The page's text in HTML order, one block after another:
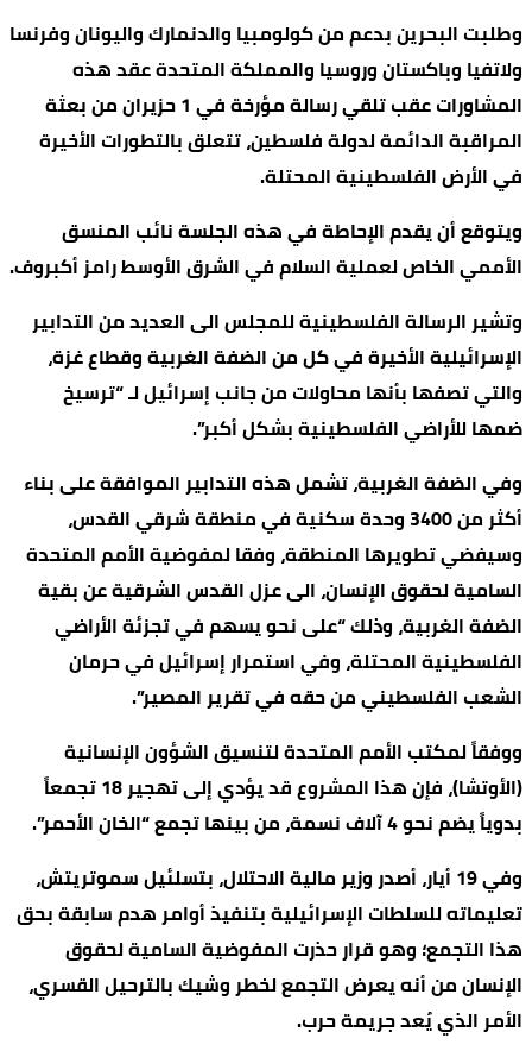
وطلبت البحرين بدعم من كولومبيا والدنمارك واليونان وفرنسا
ولاتفيا وباكستان وروسيا والمملكة المتحدة عقد هذه
المشاورات عقب تلقي رسالة مؤرخة في 1 حزيران من بعثة
المراقبة الدائمة لدولة فلسطين، تتعلق بالتطورات الأخيرة
في الأرض الفلسطينية المحتلة.
ويتوقع أن يقدم الإحاطة في هذه الجلسة نائب المنسق
الأممي الخاص لعملية السلام في الشرق الأوسط رامز أكبروف.
وتشير الرسالة الفلسطينية للمجلس الى العديد من التدابير
الإسرائيلية الأخيرة في كل من الضفة الغربية وقطاع غزة،
والتي تصفها بأنها محاولات من جانب إسرائيل لـ “ترسيخ
ضمها للأراضي الفلسطينية بشكل أكبر”.
وفي الضفة الغربية، تشمل هذه التدابير الموافقة على بناء
أكثر من 3400 وحدة سكنية في منطقة شرقي القدس،
وسيفضي تطويرها المنطقة، وفقا لمفوضية الأمم المتحدة
السامية لحقوق الإنسان، الى عزل القدس الشرقية عن بقية
الضفة الغربية، وذلك “على نحو يسهم في تجزئة الأراضي
الفلسطينية المحتلة، وفي استمرار إسرائيل في حرمان
الشعب الفلسطيني من حقه في تقرير المصير”.
ووفقاً لمكتب الأمم المتحدة لتنسيق الشؤون الإنسانية
(الأوتشا)، فإن هذا المشروع قد يؤدي إلى تهجير 18 تجمعاً
بدوياً يضم نحو 4 آلاف نسمة، من بينها تجمع “الخان الأحمر”.
وفي 19 أيار، أصدر وزير مالية الاحتلال، بتسلئيل سموتريتش،
تعليماته للسلطات الإسرائيلية بتنفيذ أوامر هدم سابقة بحق
هذا التجمع؛ وهو قرار حذرت المفوضية السامية لحقوق
الإنسان من أنه يعرض التجمع لخطر وشيك بالترحيل القسري،
الأمر الذي يُعد جريمة حرب.